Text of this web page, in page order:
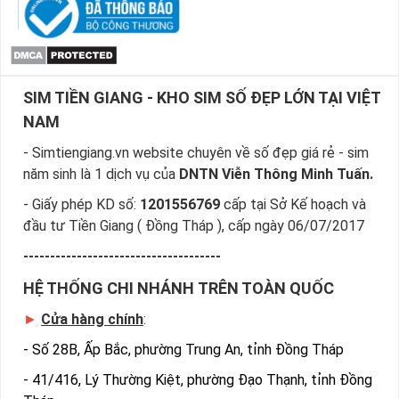
♦Sim Tứ Quý là sim dễ nhớ dễ tạo ấn tượng vói người xung
quanh sim có dãy số trùng liền nhau tạo nên 1 bộ tứ đẹp và
huyền thoại vững chắc như 4 trụ cột linh thiên của vũ trụ, bộ
sim tứ quý đuôicó 4 dãy số trùng liền nhau ở cuối cùng.
( VD 097*7777 - 091*9999 - 090*8888 ... ) bộ sim tứ quý
giữa ( VD 097*7777* - 091* 9999* - 090*8888* ...) mỗi bộ
sim tứ quý đều mang ý nghĩa khác nhau, vy vọng mang đến
công danh sự nghiệp vững chắc cho chủ nhân của nó.
SIM TIỀN GIANG - KHO SIM SỐ ĐẸP LỚN TẠI VIỆT
NAM
- Simtiengiang.vn website chuyên về số đẹp giá rẻ - sim
năm sinh là 1 dịch vụ của DNTN Viễn Thông Minh Tuấn.
- Giấy phép KD số: 1201556769 cấp tại Sở Kế hoạch và
đầu tư Tiền Giang ( Đồng Tháp ), cấp ngày 06/07/2017
-------------------------------------
HỆ THỐNG CHI NHÁNH TRÊN TOÀN QUỐC
► Cửa hàng chính:
- Số 28B, Ấp Bắc, phường Trung An, tỉnh Đồng Tháp
- 41/416, Lý Thường Kiệt, phường Đạo Thạnh, tỉnh Đồng